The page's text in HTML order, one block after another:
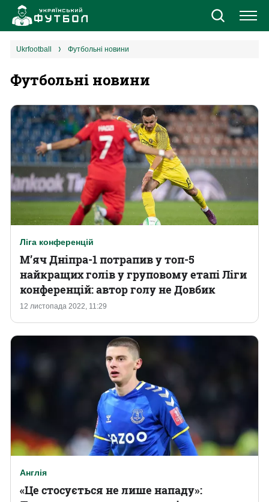
Новини
Збірна
Єврокубки
УПЛ
1 ліга
2 ліга
Букмекери
Казино
ukrfootball Футбольні новини
Футбольні новини
Ліга конференцій
12 листопада 2022, 11:29
М’яч Дніпра-1 потрапив у топ-5
найкращих голів у груповому етапі Ліги
конференцій: автор голу не Довбик
Англія
«Це стосується не лише нападу»: